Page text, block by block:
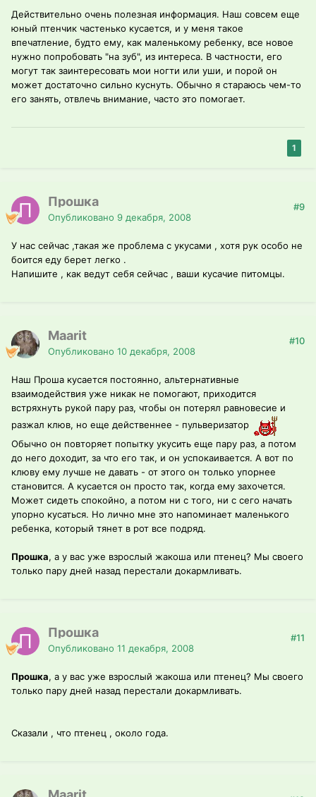
Действительно очень полезная информация. Наш совсем еще
юный птенчик частенько кусается, и у меня такое
впечатление, будто ему, как маленькому ребенку, все новое
нужно попробовать "на зуб", из интереса. В частности, его
могут так заинтересовать мои ногти или уши, и порой он
может достаточно сильно куснуть. Обычно я стараюсь чем-то
его занять, отвлечь внимание, часто это помогает.
1
Прошка
Опубликовано 9 декабря, 2008
#9
У нас сейчас ,такая же проблема с укусами , хотя рук особо не
боится еду берет легко .
Напишите , как ведут себя сейчас , ваши кусачие питомцы.
Maarit
Опубликовано 10 декабря, 2008
#10
Наш Проша кусается постоянно, альтернативные
взаимодействия уже никак не помогают, приходится
встряхнуть рукой пару раз, чтобы он потерял равновесие и
разжал клюв, но еще действеннее - пульверизатор
Обычно он повторяет попытку укусить еще пару раз, а потом
до него доходит, за что его так, и он успокаивается. А вот по
клюву ему лучше не давать - от этого он только упорнее
становится. А кусается он просто так, когда ему захочется.
Может сидеть спокойно, а потом ни с того, ни с сего начать
упорно кусаться. Но лично мне это напоминает маленького
ребенка, который тянет в рот все подряд.
Прошка, а у вас уже взрослый жакоша или птенец? Мы своего
только пару дней назад перестали докармливать.
Прошка
Опубликовано 11 декабря, 2008
#11
Прошка, а у вас уже взрослый жакоша или птенец? Мы своего
только пару дней назад перестали докармливать.
Сказали , что птенец , около года.